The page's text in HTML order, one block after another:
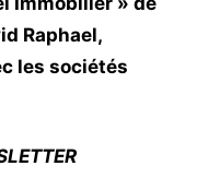
Raphael,
les sociétés